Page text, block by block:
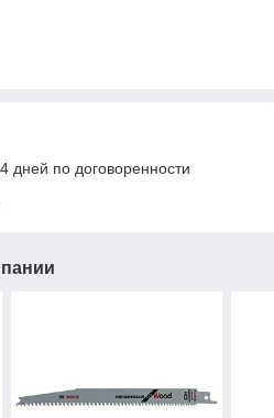
дней по договоренности